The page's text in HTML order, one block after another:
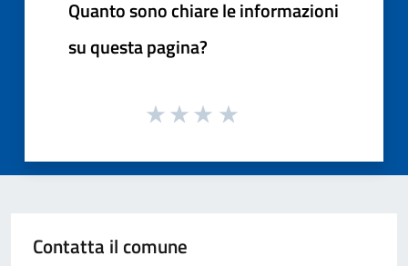
Quanto sono chiare le informazioni
su questa pagina?
Contatta il comune